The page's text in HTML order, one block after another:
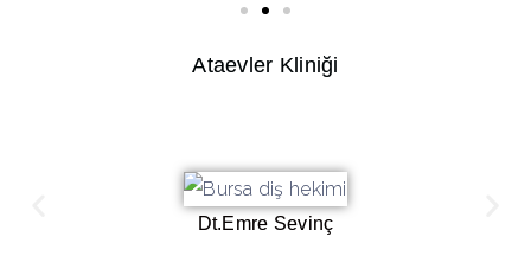
Ataevler Kliniği
Dt.Emre Sevinç